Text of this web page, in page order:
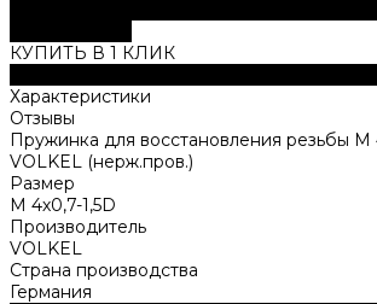
КУПИТЬ В 1 КЛИК
Характеристики
Отзывы
Пружинка для восстановления резьбы M
VOLKEL (нерж.пров.)
Размер
M 4х0,7-1,5D
Производитель
VOLKEL
Страна производства
Германия